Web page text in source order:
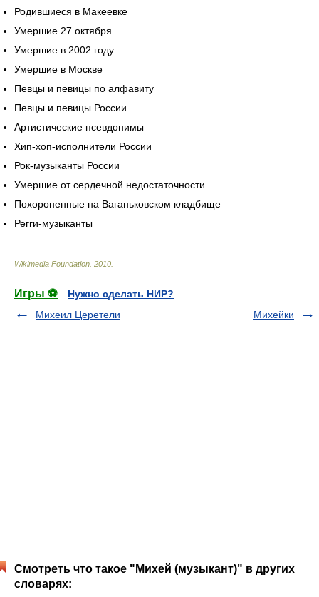
Родившиеся в Макеевке
Умершие 27 октября
Умершие в 2002 году
Умершие в Москве
Певцы и певицы по алфавиту
Певцы и певицы России
Артистические псевдонимы
Хип-хоп-исполнители России
Рок-музыканты России
Умершие от сердечной недостаточности
Похороненные на Ваганьковском кладбище
Регги-музыканты
Wikimedia Foundation 2010
Игры ⚽
Нужно сделать НИР?
Михеил Церетели
Михейки
Смотреть что такое "Михей (музыкант)" в других
словарях: